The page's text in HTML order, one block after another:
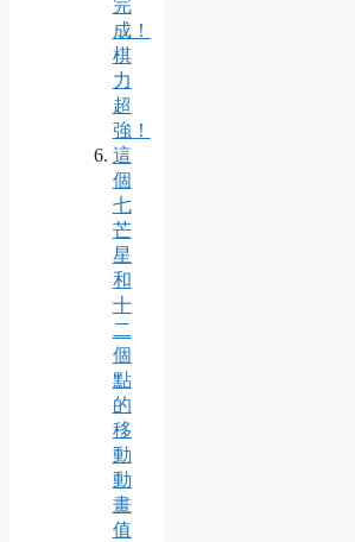
完
成！
棋
力
超
強！
這
個
七
芒
星
和
十
二
個
點
的
移
動
動
畫
值